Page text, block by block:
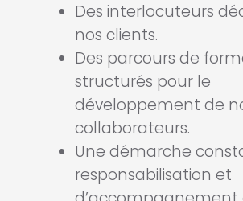
Des interlocuteurs
nos clients.
Des parcours de
structurés pour le
développement de
collaborateurs.
Une démarche
responsabilisation et